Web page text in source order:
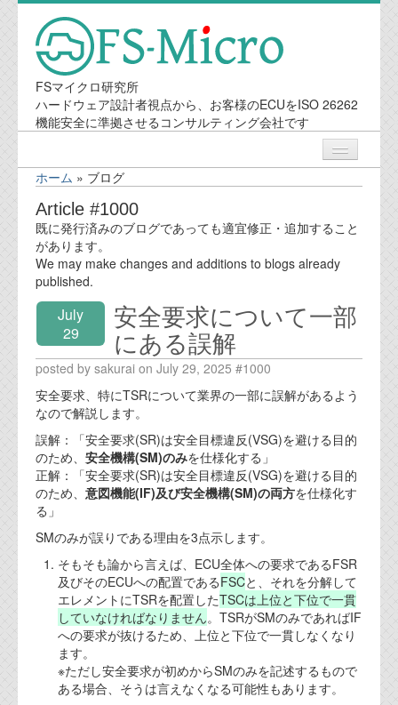
FSマイクロ研究所
ハードウェア設計者視点から、お客様のECUをISO 26262
機能安全に準拠させるコンサルティング会社です
ニュース
業務内容
会社案内
会社概要
代表ご挨拶
オフィス
実績
ブログ
機能安全ブログ
設計ブログ
テクノロジ
外部投稿記事
ホーム » ブログ
Article #1000
既に発行済みのブログであっても適宜修正・追加すること
があります。
We may make changes and additions to blogs already
published.
July
29
安全要求について一部
にある誤解
posted by sakurai on July 29, 2025 #1000
安全要求、特にTSRについて業界の一部に誤解があるよう
なので解説します。
誤解：「安全要求(SR)は安全目標違反(VSG)を避ける目的
のため、 安全機構(SM)のみを仕様化する」
正解：「安全要求(SR)は安全目標違反(VSG)を避ける目的
のため、 意図機能(IF)及び安全機構(SM)の両方を仕様化す
る」
SMのみが誤りである理由を3点示します。
そもそも論から言えば、ECU全体への要求であるFSR
及びそのECUへの配置であるFSCと、それを分解して
エレメントにTSRを配置したTSCは上位と下位で一貫
していなければなりません。TSRがSMのみであればIF
への要求が抜けるため、上位と下位で一貫しなくなり
ます。
※ただし安全要求が初めからSMのみを記述するもので
ある場合、そうは言えなくなる可能性もあります。